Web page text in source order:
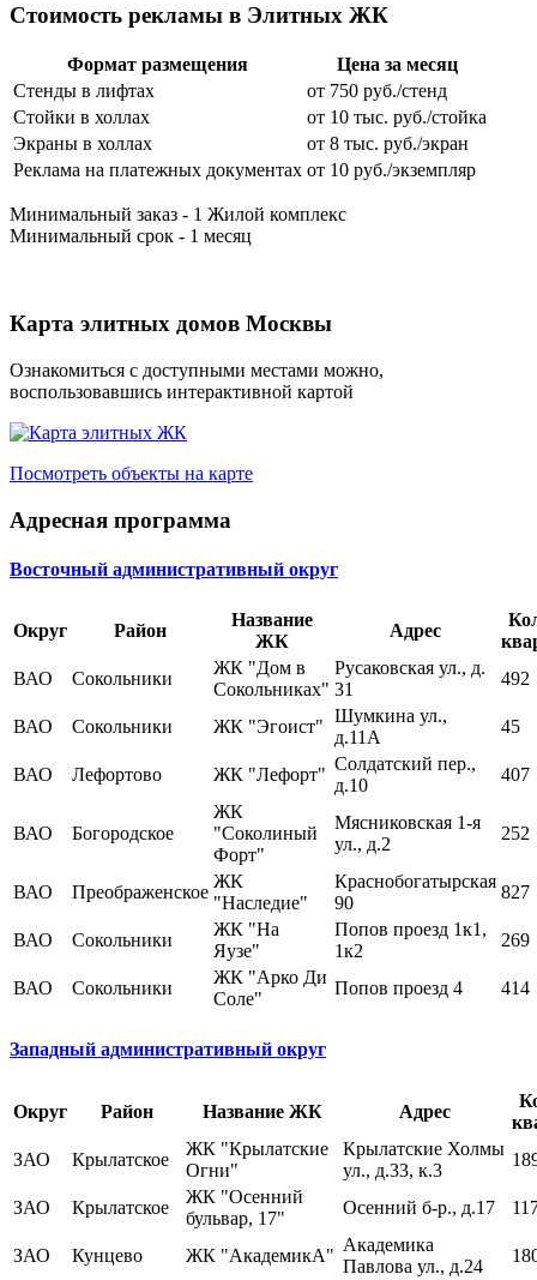
Стоимость рекламы в Элитных ЖК
Формат размещения
Цена за месяц
Стенды в лифтах
от 750 руб./стенд
Стойки в холлах
от 10 тыс. руб./стойка
Экраны в холлах
от 8 тыс. руб./экран
Реклама на платежных документах от 10 руб./экземпляр
Минимальный заказ - 1 Жилой комплекс
Минимальный срок - 1 месяц
Карта элитных домов Москвы
Ознакомиться с доступными местами можно,
воспользовавшись интерактивной картой
Посмотреть объекты на карте
Адресная программа
Восточный административный округ
Округ Район
Название
ЖК
Адрес
ВАО
Сокольники
ЖК "Дом в
Cокольниках"
Русаковская ул., д.
31
492
ВАО Сокольники ЖК "Эгоист"
Шумкина ул.,
д.11А
45
ВАО Лефортово ЖК "Лефорт"
Солдатский пер.,
д.10
407
ВАО Богородское
ЖК
"Соколиный
Форт"
Мясниковская 1-я
ул., д.2
252
ВАО Преображенское
ЖК
"Наследие"
Краснобогатырская
90
827
ВАО Сокольники
ЖК "На
Яузе"
Попов проезд 1к1,
1к2
269
ВАО Сокольники
ЖК "Арко Ди
Соле"
Попов проезд 4 414
Западный административный округ
Округ Район Название ЖК Адрес
ЗАО
Крылатское
ЖК "Крылатские
Огни"
Крылатские Холмы
ул., д.33, к.3
ЗАО Крылатское
ЖК "Осенний
бульвар, 17"
Осенний б-р., д.17
ЗАО Кунцево ЖК "АкадемикА"
Академика
Павлова ул., д.24